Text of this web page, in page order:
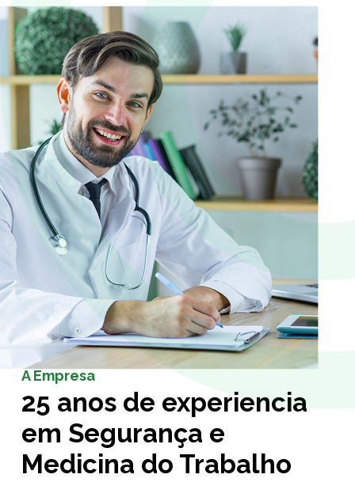
A Empresa
25 anos de experiencia
em Segurança e
Medicina do Trabalho